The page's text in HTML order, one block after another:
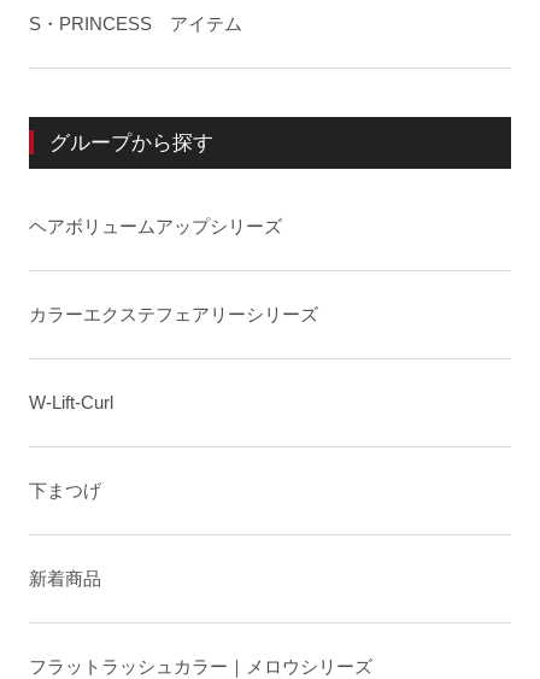
S・PRINCESS アイテム
グループから探す
ヘアボリュームアップシリーズ
カラーエクステフェアリーシリーズ
W-Lift-Curl
下まつげ
新着商品
フラットラッシュカラー｜メロウシリーズ